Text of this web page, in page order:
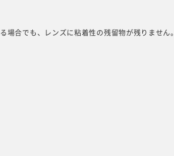
合でも、レンズに粘着性の残留物が残りません。